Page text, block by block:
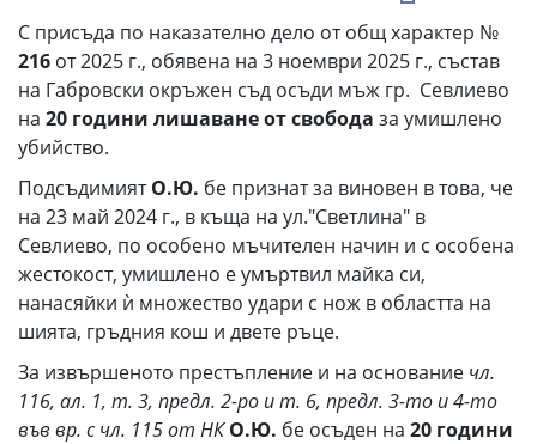
С присъда по наказателно дело от общ характер №
216 от 2025 г., обявена на 3 ноември 2025 г., състав
на Габровски окръжен съд осъди мъж гр. Севлиево
на 20 години лишаване от свобода за умишлено
убийство.
ПодсъдимиятО.Ю. бе признат за виновен в това, че
на 23 май 2024 г., в къща на ул."Светлина" в
Севлиево, по особено мъчителен начин и с особена
жестокост, умишлено е умъртвил майка си,
нанасяйки ѝ множество удари с нож в областта на
шията, гръдния кош и двете ръце.
За извършеното престъпление и на основание чл.
116, ал. 1, т. 3, предл. 2-ро и т. 6, предл. 3-то и 4-то
във вр. с чл. 115 от НК О.Ю. бе осъден на 20 години